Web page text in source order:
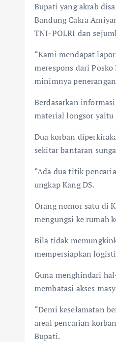
Bupati yang akrab
Bandung Cakra
TNI-POLRI dan
“Kami mendapat
merespons dari
minimnya
Berdasarkan
material longsor yaitu
Dua korban
sekitar bantaran
“Ada dua titik
ungkap Kang DS.
Orang nomor satu di
mengungsi ke rumah
Bila tidak
mempersiapkan
Guna menghindari
membatasi akses
“Demi keselamatan
areal pencarian
Bupati.